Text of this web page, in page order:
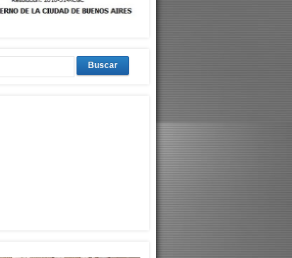
Buscar